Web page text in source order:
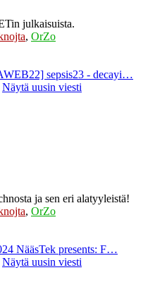
julkaisuista.
, OrZo
sepsis23 - decayi…
Näytä uusin viesti
ja sen eri alatyyleistä!
, OrZo
NääsTek presents: F…
Näytä uusin viesti